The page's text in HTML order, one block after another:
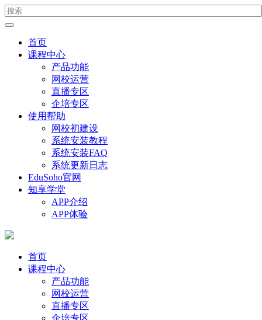
首页
课程中心
产品功能
网校运营
直播专区
企培专区
使用帮助
网校初建设
系统安装教程
系统安装FAQ
系统更新日志
EduSoho官网
知享学堂
APP介绍
APP体验
首页
课程中心
产品功能
网校运营
直播专区
企培专区